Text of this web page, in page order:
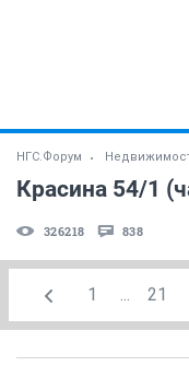
НГС.Форум
Красина 54/1
326218 838
1 21